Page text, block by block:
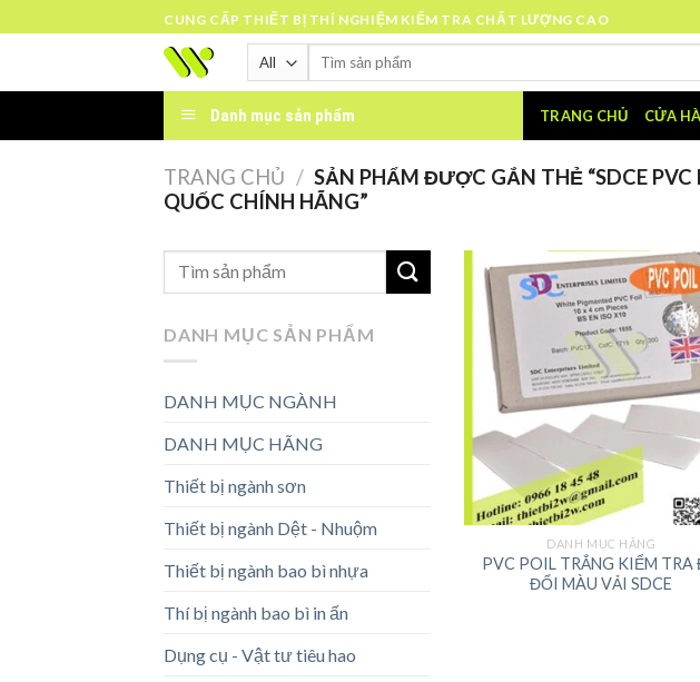
to
CUNG CẤP THIẾT BỊ THÍ NGHIỆM KIỂM TRA CHẤT LƯỢNG CAO
Tìm
Danh mục sản phẩm TRANG CHỦ CỬA
TRANG CHỦ / SẢN PHẨM ĐƯỢC GẮN THẺ “SDCE PVC
QUỐC CHÍNH HÃNG”
DANH MỤC SẢN PHẨM
DANH MỤC NGÀNH
DANH MỤC HÃNG
Thiết bị ngành sơn
Thiết bị ngành Dệt - Nhuộm
Thiết bị ngành bao bì nhựa
Thí bị ngành bao bì in ấn
Dụng cụ - Vật tư tiêu hao
DANH MỤC HÃNG
PVC POIL TRẮNG KIỂM TRA
ĐỔI MÀU VẢI SDCE